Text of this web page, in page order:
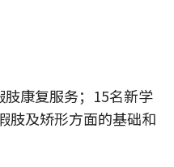
康复服务；15名新学
肢及矫形方面的基础和